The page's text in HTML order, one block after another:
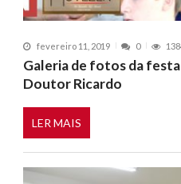
fevereiro 11, 2019 0
Galeria de fotos da
Doutor Ricardo
LER MAIS